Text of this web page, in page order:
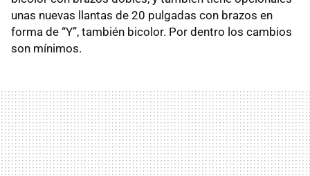
unas nuevas llantas de 20 pulgadas con brazos en
forma de “Y”, también bicolor. Por dentro los cambios
son mínimos.